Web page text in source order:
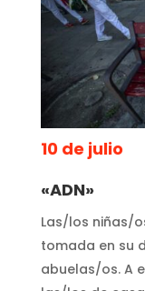
10 de julio
«ADN»
Las/los niñas/
tomada en su
abuelas/os. A